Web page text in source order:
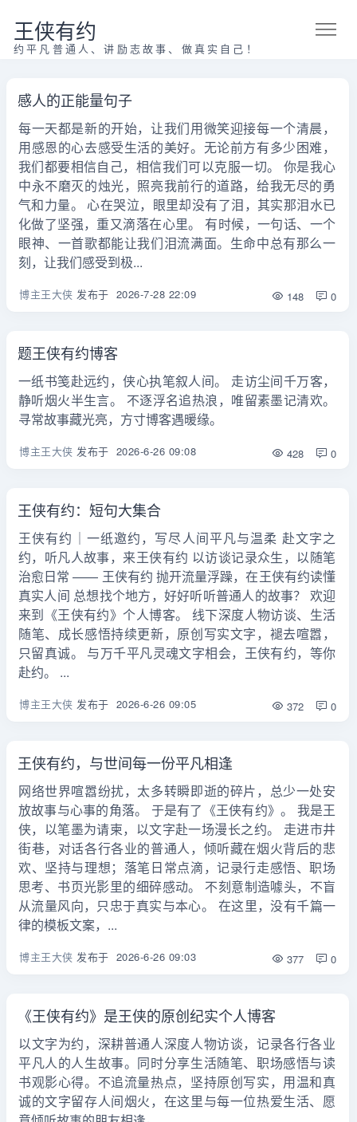
王侠有约
约平凡普通人、讲励志故事、做真实自己！
感人的正能量句子
每一天都是新的开始，让我们用微笑迎接每一个清晨，
用感恩的心去感受生活的美好。无论前方有多少困难，
我们都要相信自己，相信我们可以克服一切。 你是我心
中永不磨灭的烛光，照亮我前行的道路，给我无尽的勇
气和力量。 心在哭泣，眼里却没有了泪，其实那泪水已
化做了坚强，重又滴落在心里。 有时候，一句话、一个
眼神、一首歌都能让我们泪流满面。生命中总有那么一
刻，让我们感受到极...
博主王大侠 发布于 2026-7-28 22:09 148 0
题王侠有约博客
一纸书笺赴远约，侠心执笔叙人间。 走访尘间千万客，
静听烟火半生言。 不逐浮名追热浪，唯留素墨记清欢。
寻常故事藏光亮，方寸博客遇暖缘。
博主王大侠 发布于 2026-6-26 09:08 428 0
王侠有约：短句大集合
王侠有约｜一纸邀约，写尽人间平凡与温柔 赴文字之
约，听凡人故事，来王侠有约 以访谈记录众生，以随笔
治愈日常 —— 王侠有约 抛开流量浮躁，在王侠有约读懂
真实人间 总想找个地方，好好听听普通人的故事？ 欢迎
来到《王侠有约》个人博客。 线下深度人物访谈、生活
随笔、成长感悟持续更新，原创写实文字，褪去喧嚣，
只留真诚。 与万千平凡灵魂文字相会，王侠有约，等你
赴约。 ...
博主王大侠 发布于 2026-6-26 09:05 372 0
王侠有约，与世间每一份平凡相逢
网络世界喧嚣纷扰，太多转瞬即逝的碎片，总少一处安
放故事与心事的角落。 于是有了《王侠有约》。 我是王
侠，以笔墨为请柬，以文字赴一场漫长之约。 走进市井
街巷，对话各行各业的普通人，倾听藏在烟火背后的悲
欢、坚持与理想；落笔日常点滴，记录行走感悟、职场
思考、书页光影里的细碎感动。 不刻意制造噱头，不盲
从流量风向，只忠于真实与本心。 在这里，没有千篇一
律的模板文案，...
博主王大侠 发布于 2026-6-26 09:03 377 0
《王侠有约》是王侠的原创纪实个人博客
以文字为约，深耕普通人深度人物访谈，记录各行各业
平凡人的人生故事。同时分享生活随笔、职场感悟与读
书观影心得。不追流量热点，坚持原创写实，用温和真
诚的文字留存人间烟火，在这里与每一位热爱生活、愿